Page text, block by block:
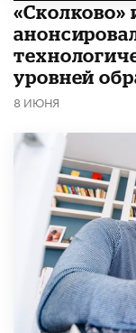
«Сколково»
уровней
8 ИЮНЯ